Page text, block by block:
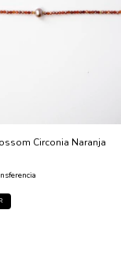
Circonia Naranja